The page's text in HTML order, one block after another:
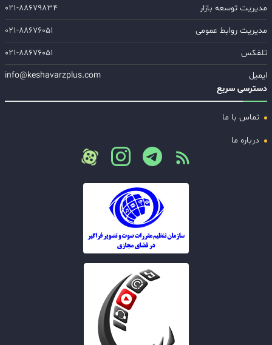
مدیریت توسعه بازار
۰۲۱-۸۸۶۷۹۸۳۴
مدیریت روابط عمومی
۰۲۱-۸۸۶۷۶۰۵۱
تلفکس
۰۲۱-۸۸۶۷۶۰۵۱
ایمیل
info@keshavarzplus.com
دسترسی سریع
تماس با ما
درباره ما